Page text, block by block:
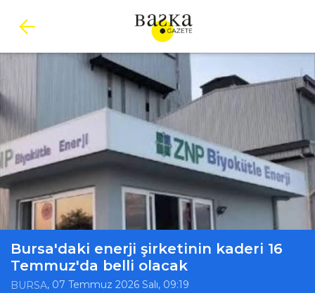
Bursa'daki enerji şirketinin kaderi 16
Temmuz'da belli olacak
BURSA, 07 Temmuz 2026 Salı, 09:19